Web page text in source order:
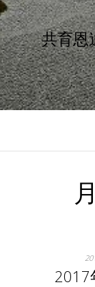
共育恩
2017